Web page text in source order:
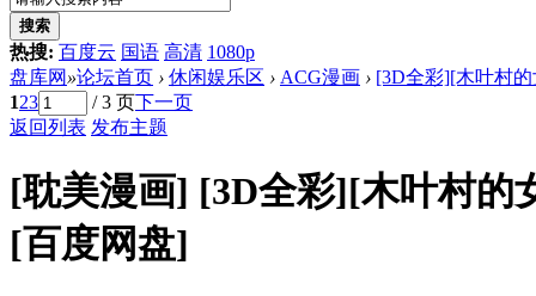
搜索
热搜: 百度云 国语 高清 1080p
盘库网 »论坛首页 › 休闲娱乐区 › ACG漫画 › [3D全彩][木叶村的
123 / 3 页下一页
返回列表 发布主题
[耽美漫画] [3D全彩][木叶村的
[百度网盘]